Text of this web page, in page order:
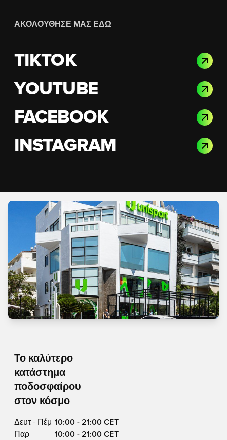
ΑΚΟΛΟΎΘΗΣΈ ΜΑΣ ΕΔΏ
TIKTOK
YOUTUBE
FACEBOOK
INSTAGRAM
Το καλύτερο
κατάστημα
ποδοσφαίρου
στον κόσμο
Δευτ - Πέμ 10:00 - 21:00 CET
Παρ
10:00 - 21:00 CET